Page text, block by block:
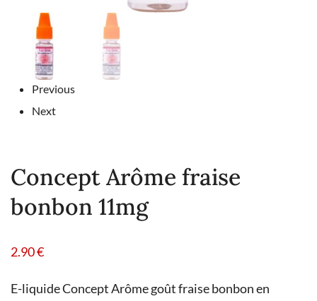
Previous
Next
Concept Arôme fraise
bonbon 11mg
2.90€
E-liquide Concept Arôme goût fraise bonbon en